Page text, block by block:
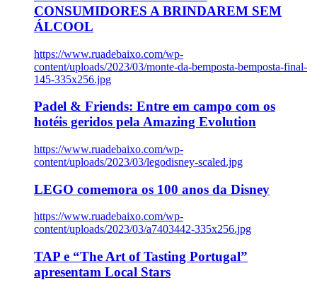
CONSUMIDORES A BRINDAREM SEM
ÁLCOOL
https://www.ruadebaixo.com/wp-
content/uploads/2023/03/monte-da-bemposta-bemposta-final-
145-335x256.jpg
Padel & Friends: Entre em campo com os
hotéis geridos pela Amazing Evolution
https://www.ruadebaixo.com/wp-
content/uploads/2023/03/legodisney-scaled.jpg
LEGO comemora os 100 anos da Disney
https://www.ruadebaixo.com/wp-
content/uploads/2023/03/a7403442-335x256.jpg
TAP e “The Art of Tasting Portugal”
apresentam Local Stars